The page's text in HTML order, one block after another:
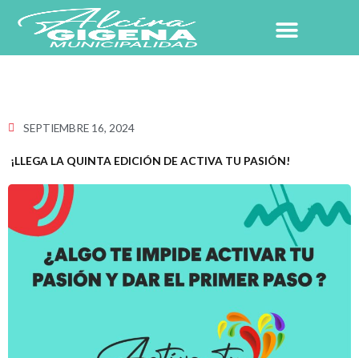
contenido
SEPTIEMBRE 16, 2024
¡LLEGA LA QUINTA EDICIÓN DE ACTIVA TU PASIÓN!